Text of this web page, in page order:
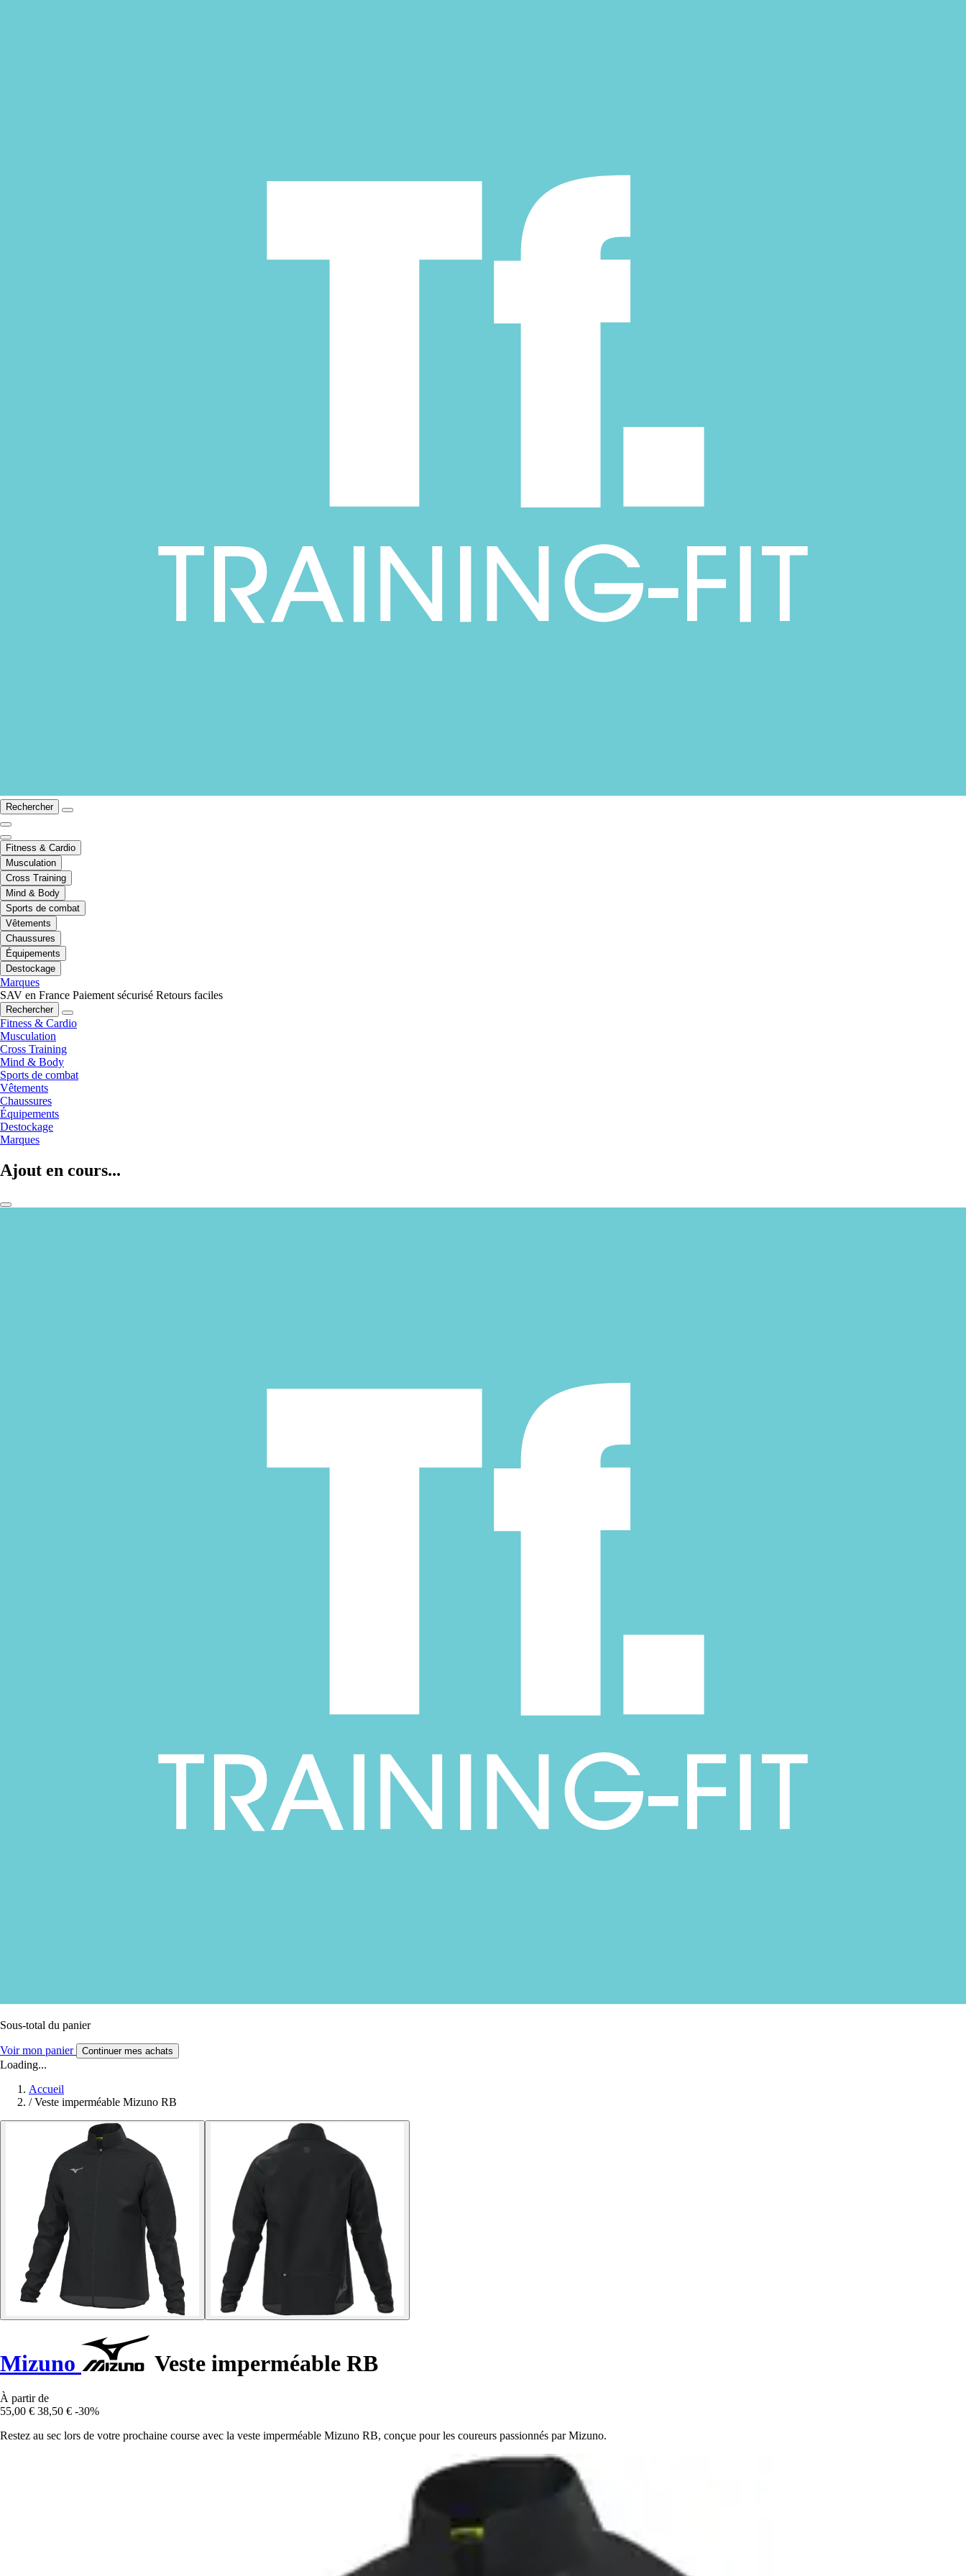
Rechercher
Fitness & Cardio
Musculation
Cross Training
Mind & Body
Sports de combat
Vêtements
Chaussures
Équipements
Destockage
Marques
SAV en France Paiement sécurisé Retours faciles
Rechercher
Fitness & Cardio
Musculation
Cross Training
Mind & Body
Sports de combat
Vêtements
Chaussures
Équipements
Destockage
Marques
Ajout en cours...
Sous-total du panier
Voir mon panier Continuer mes achats
Loading...
Accueil
/ Veste imperméable Mizuno RB
Mizuno Veste imperméable RB
À partir de
55,00 € 38,50 € -30%
Restez au sec lors de votre prochaine course avec la veste imperméable Mizuno RB, conçue pour les coureurs passionnés par Mizuno.